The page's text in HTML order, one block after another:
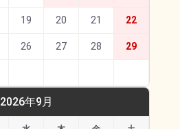
19 20 21 22
26 27 28 29
2026年9月